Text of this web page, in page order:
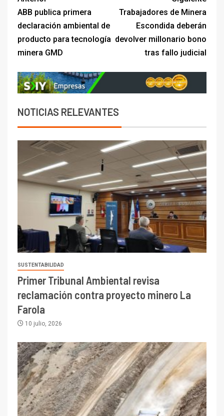
ABB publica primera
declaración ambiental de
producto para tecnología
minera GMD
Trabajadores de Minera
Escondida deberán
devolver millonario bono
tras fallo judicial
NOTICIAS RELEVANTES
SUSTENTABILIDAD
Primer Tribunal Ambiental revisa
reclamación contra proyecto minero La
Farola
10 julio, 2026